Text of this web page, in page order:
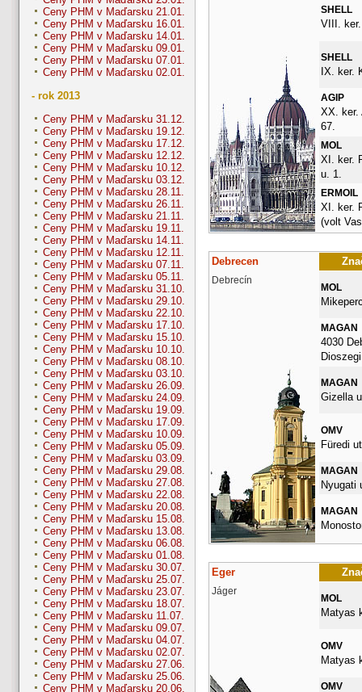
Ceny PHM v Maďarsku 21.01.
Ceny PHM v Maďarsku 16.01.
Ceny PHM v Maďarsku 14.01.
Ceny PHM v Maďarsku 09.01.
Ceny PHM v Maďarsku 07.01.
Ceny PHM v Maďarsku 02.01.
- rok 2013
Ceny PHM v Maďarsku 31.12.
Ceny PHM v Maďarsku 19.12.
Ceny PHM v Maďarsku 17.12.
Ceny PHM v Maďarsku 12.12.
Ceny PHM v Maďarsku 10.12.
Ceny PHM v Maďarsku 03.12.
Ceny PHM v Maďarsku 28.11.
Ceny PHM v Maďarsku 26.11.
Ceny PHM v Maďarsku 21.11.
Ceny PHM v Maďarsku 19.11.
Ceny PHM v Maďarsku 14.11.
Ceny PHM v Maďarsku 12.11.
Ceny PHM v Maďarsku 07.11.
Ceny PHM v Maďarsku 05.11.
Ceny PHM v Maďarsku 31.10.
Ceny PHM v Maďarsku 29.10.
Ceny PHM v Maďarsku 22.10.
Ceny PHM v Maďarsku 17.10.
Ceny PHM v Maďarsku 15.10.
Ceny PHM v Maďarsku 10.10.
Ceny PHM v Maďarsku 08.10.
Ceny PHM v Maďarsku 03.10.
Ceny PHM v Maďarsku 26.09.
Ceny PHM v Maďarsku 24.09.
Ceny PHM v Maďarsku 19.09.
Ceny PHM v Maďarsku 17.09.
Ceny PHM v Maďarsku 10.09.
Ceny PHM v Maďarsku 05.09.
Ceny PHM v Maďarsku 03.09.
Ceny PHM v Maďarsku 29.08.
Ceny PHM v Maďarsku 27.08.
Ceny PHM v Maďarsku 22.08.
Ceny PHM v Maďarsku 20.08.
Ceny PHM v Maďarsku 15.08.
Ceny PHM v Maďarsku 13.08.
Ceny PHM v Maďarsku 06.08.
Ceny PHM v Maďarsku 01.08.
Ceny PHM v Maďarsku 30.07.
Ceny PHM v Maďarsku 25.07.
Ceny PHM v Maďarsku 23.07.
Ceny PHM v Maďarsku 18.07.
Ceny PHM v Maďarsku 11.07.
Ceny PHM v Maďarsku 09.07.
Ceny PHM v Maďarsku 04.07.
Ceny PHM v Maďarsku 02.07.
Ceny PHM v Maďarsku 27.06.
Ceny PHM v Maďarsku 25.06.
Ceny PHM v Maďarsku 20.06.
SHELL
VIII.
SHELL
IX. ker.
AGIP
XX. ker.
67.
MOL
XI. ker.
u. 1.
ERMOIL
XI. ker.
(volt
Debrecen
Debrecín
MOL
MAGAN
4030
MAGAN
Gizella
OMV
Füredi
MAGAN
Nyugati
MAGAN
Eger
Jáger
MOL
Matyas
OMV
Matyas
OMV